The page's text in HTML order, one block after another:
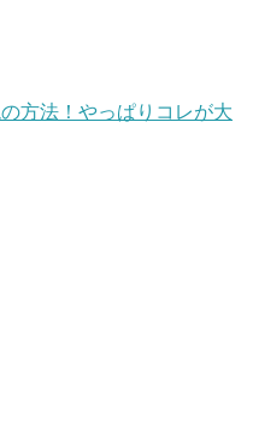
方法！やっぱりコレが大